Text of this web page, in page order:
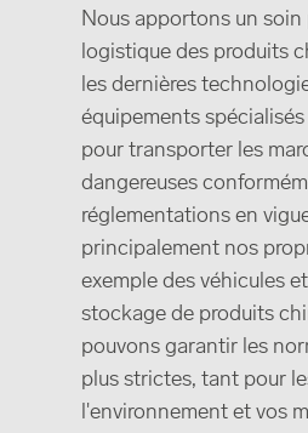
Nous apportons un soin
logistique des produits
les dernières
équipements
pour transporter les
dangereuses
réglementations en
principalement nos
exemple des véhicules
stockage de produits
pouvons garantir les
plus strictes, tant pour
l'environnement et vos